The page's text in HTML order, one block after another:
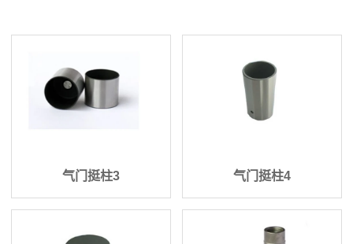
气门挺柱3 气门挺柱4